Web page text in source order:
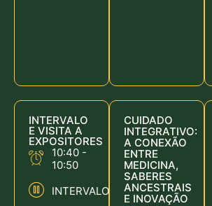
INTERVALO
E VISITA A
EXPOSITORES
10:40 -
10:50
INTERVALO
CUIDADO
INTEGRATIVO:
A CONEXÃO
ENTRE
MEDICINA,
SABERES
ANCESTRAIS
E INOVAÇÃO